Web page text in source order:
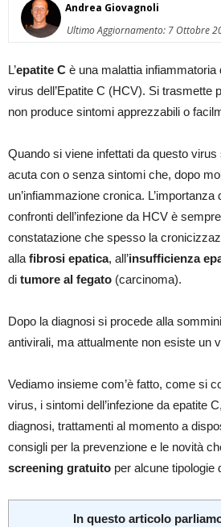
Andrea Giovagnoli
Ultimo Aggiornamento: 7 Ottobre
L’epatite C è una malattia
virus dell’Epatite C (HCV). Si trasmette
non produce sintomi apprezzabili o
Quando si viene infettati da questo virus
acuta con o senza sintomi che, dopo
un’infiammazione cronica.
confronti dell’infezione da HCV è
constatazione che spesso la
alla fibrosi epatica, all’insufficienza
di tumore al fegato (carcinoma).
Dopo la diagnosi si procede alla
antivirali, ma attualmente non esiste un
Vediamo insieme com’è fatto, come si
virus, i sintomi dell’infezione da epatite
diagnosi, trattamenti al momento a
consigli per la prevenzione e le novità
screening gratuito per alcune tipologie
In questo articolo